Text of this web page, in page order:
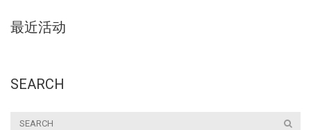
最近活动
SEARCH